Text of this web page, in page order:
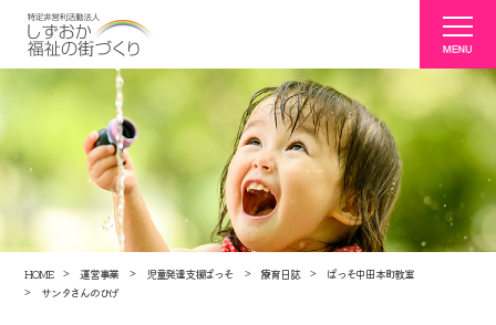
HOME 運営事業 児童発達支援ぱっそ 療育日誌
ぱっそ中田本町教室
サンタさんのひげ